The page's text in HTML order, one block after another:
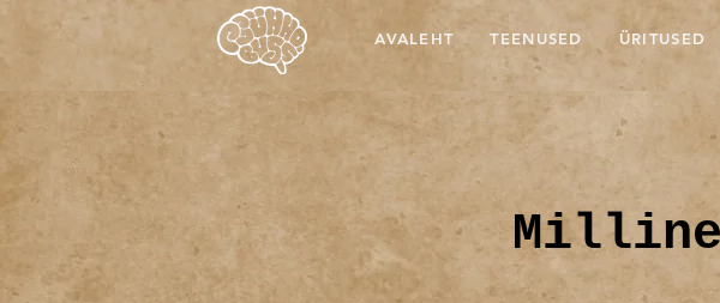
AVALEHT TEENUSED ÜRITUSED
Milline